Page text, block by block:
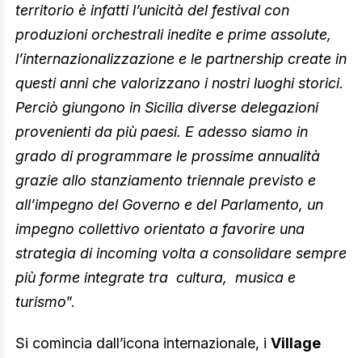
territorio è infatti l’unicità del festival con
produzioni orchestrali inedite e prime assolute,
l’internazionalizzazione e le partnership create in
questi anni che valorizzano i nostri luoghi storici.
Perciò giungono in Sicilia diverse delegazioni
provenienti da più paesi. E adesso siamo in
grado di programmare le prossime annualità
grazie allo stanziamento triennale previsto e
all’impegno del Governo e del Parlamento, un
impegno collettivo orientato a favorire una
strategia di incoming volta a consolidare sempre
più forme integrate tra cultura, musica e
turismo”.
Si comincia dall’icona internazionale, i Village